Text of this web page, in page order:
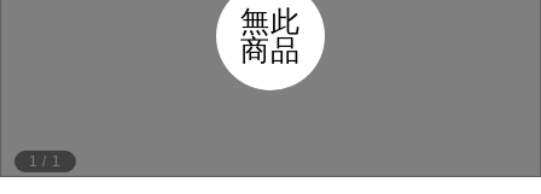
1 / 1
無此
商品